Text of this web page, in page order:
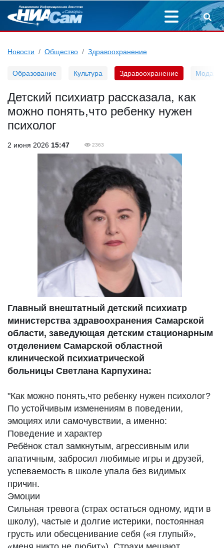
Новости Общество Здравоохранение
Образование Культура Здравоохранение Мода
Детский психиатр рассказала, как
можно понять,что ребенку нужен
психолог
2 июня 2026 15:47 2363
Главный внештатный детский психиатр
министерства здравоохранения Самарской
области, заведующая детским стационарным
отделением Самарской областной
клинической психиатрической
больницы Светлана Карпухина:
"Как можно понять,что ребенку нужен психолог?
По устойчивым изменениям в поведении,
эмоциях или самочувствии, а именно:
Поведение и характер
Ребёнок стал замкнутым, агрессивным или
апатичным, забросил любимые игры и друзей,
успеваемость в школе упала без видимых
причин.
Эмоции
Сильная тревога (страх остаться одному, идти в
школу), частые и долгие истерики, постоянная
грусть или обесценивание себя («я глупый»,